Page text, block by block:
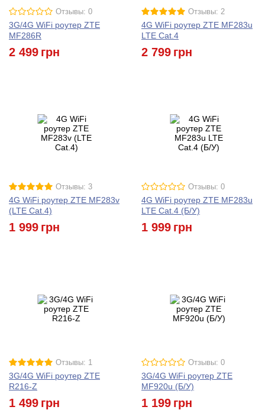
Отзывы: 0
3G/4G WiFi роутер ZTE
MF286R
2 499 грн
Отзывы: 2
4G WiFi роутер ZTE MF283u
LTE Cat.4
2 799 грн
Отзывы: 3
4G WiFi роутер ZTE MF283v
(LTE Cat.4)
1 999 грн
Отзывы: 0
4G WiFi роутер ZTE MF283u
LTE Cat.4 (Б/У)
1 999 грн
Отзывы: 1
3G/4G WiFi роутер ZTE
R216-Z
1 499 грн
Отзывы: 0
3G/4G WiFi роутер ZTE
MF920u (Б/У)
1 199 грн